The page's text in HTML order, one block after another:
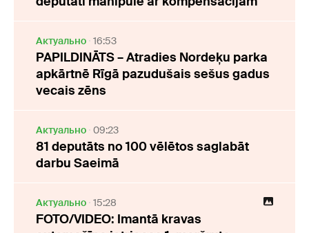
Актуально 16:53
PAPILDINĀTS – Atradies Nordeķu parka
apkārtnē Rīgā pazudušais sešus gadus
vecais zēns
Актуально 09:23
81 deputāts no 100 vēlētos saglabāt
darbu Saeimā
Актуально 15:28
FOTO/VIDEO: Imantā kravas